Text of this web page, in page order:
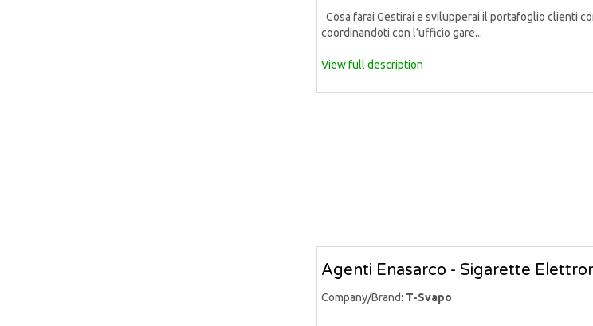
Cosa farai Gestirai e svilupperai il portafoglio clienti
coordinandoti con l’ufficio gare...
View full description
Agenti Enasarco - Sigarette
Company/Brand: T-Svapo